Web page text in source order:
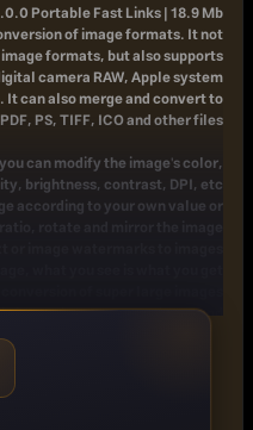
Portable Fast Links | 18.9 Mb
of image formats. It not
formats, but also supports
camera RAW, Apple system
It can also merge and convert to
PDF, PS, TIFF, ICO and other files.
can modify the image's color,
brightness, contrast, DPI, etc.
according to your own value or
ensures privacy and